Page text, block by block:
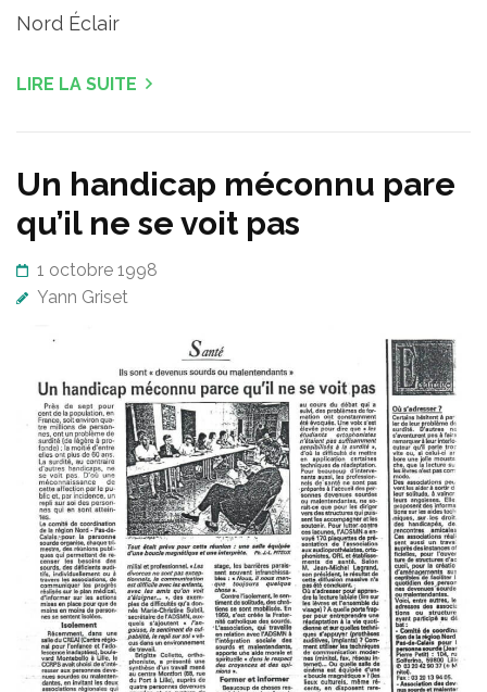
Nord Éclair
LIRE LA SUITE
Un handicap méconnu pare
qu’il ne se voit pas
1 octobre 1998
Yann Griset